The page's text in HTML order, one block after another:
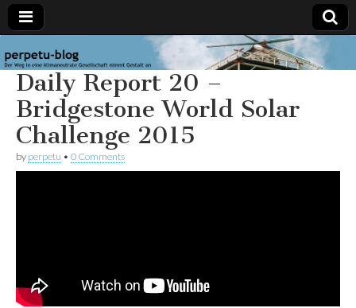
perpetu-
blog
Der Weg in
eine
klimaneutrale
Gesellschaft
nimmt
Gestalt an
Daily Report 20 –
Bridgestone World Solar
Challenge 2015
by perpetu • 0 Comments